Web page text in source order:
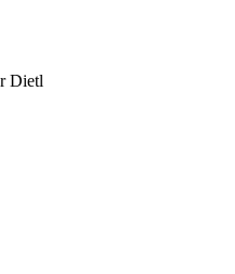
Dietl